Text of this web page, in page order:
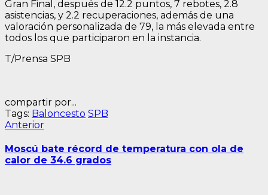
Gran Final, después de 12.2 puntos, 7 rebotes, 2.8
asistencias, y 2.2 recuperaciones, además de una
valoración personalizada de 79, la más elevada entre
todos los que participaron en la instancia.
T/Prensa SPB
compartir por...
Tags: Baloncesto SPB
Navegación
de
entradas
AnteriorEntrada
Moscú bate récord de temperatura con ola de
calor de 34.6 grados